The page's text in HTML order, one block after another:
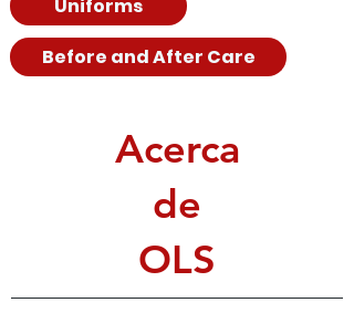
Uniforms
Before and After Care
Acerca
de
OLS